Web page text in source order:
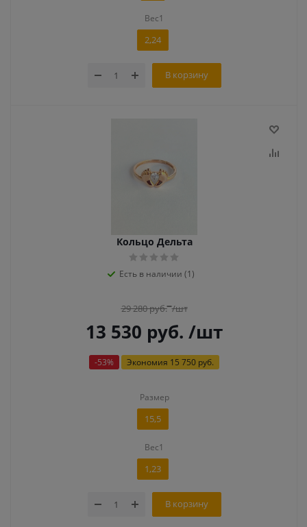
Вес1
2,24
В корзину
Кольцо Дельта
Есть в наличии (1)
29 280руб. /шт
13 530 руб. /шт
-53% Экономия 15 750 руб.
Размер
15,5
Вес1
1,23
В корзину